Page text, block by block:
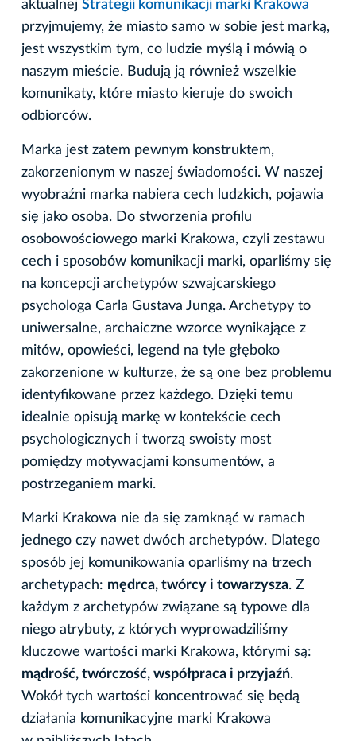
aktualnej Strategii komunikacji marki Krakowa
przyjmujemy, że miasto samo w sobie jest marką,
jest wszystkim tym, co ludzie myślą i mówią o
naszym mieście. Budują ją również wszelkie
komunikaty, które miasto kieruje do swoich
odbiorców.
Marka jest zatem pewnym konstruktem,
zakorzenionym w naszej świadomości. W naszej
wyobraźni marka nabiera cech ludzkich, pojawia
się jako osoba. Do stworzenia profilu
osobowościowego marki Krakowa, czyli zestawu
cech i sposobów komunikacji marki, oparliśmy się
na koncepcji archetypów szwajcarskiego
psychologa Carla Gustava Junga. Archetypy to
uniwersalne, archaiczne wzorce wynikające z
mitów, opowieści, legend na tyle głęboko
zakorzenione w kulturze, że są one bez problemu
identyfikowane przez każdego. Dzięki temu
idealnie opisują markę w kontekście cech
psychologicznych i tworzą swoisty most
pomiędzy motywacjami konsumentów, a
postrzeganiem marki.
Marki Krakowa nie da się zamknąć w ramach
jednego czy nawet dwóch archetypów. Dlatego
sposób jej komunikowania oparliśmy na trzech
archetypach: mędrca, twórcy i towarzysza. Z
każdym z archetypów związane są typowe dla
niego atrybuty, z których wyprowadziliśmy
kluczowe wartości marki Krakowa, którymi są:
mądrość, twórczość, współpraca i przyjaźń.
Wokół tych wartości koncentrować się będą
działania komunikacyjne marki Krakowa